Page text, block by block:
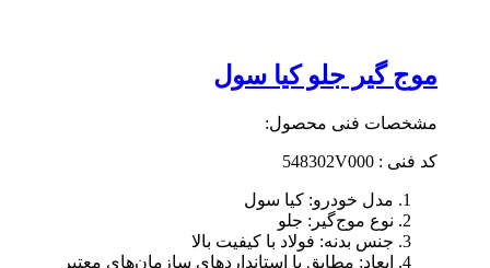
موج گیر جلو کیا سول
مشخصات فنی محصول:
کد فنی : 548302V000
مدل خودرو: کیا سول
نوع موج‌گیر: جلو
جنس بدنه: فولاد با کیفیت بالا
ابعاد: مطابق با استانداردهای سازمان‌های معتبر